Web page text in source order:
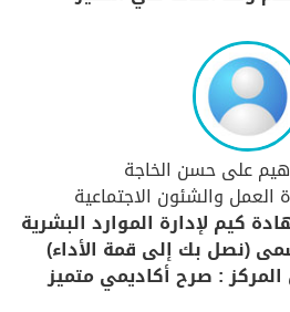
على حسن الخاجة
العمل والشئون الاجتماعية
كيم لإدارة الموارد البشرية
(نصل بك إلى قمة الأداء)
: صرح أكاديمي متميز